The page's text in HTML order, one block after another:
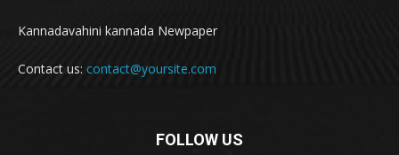
Kannadavahini kannada Newpaper
Contact us: contact@yoursite.com
FOLLOW US